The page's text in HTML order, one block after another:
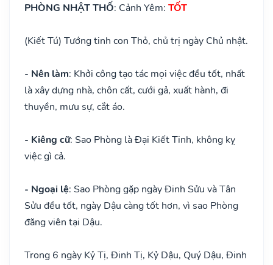
PHÒNG NHẬT THỐ: Cảnh Yêm: TỐT
(Kiết Tú) Tướng tinh con Thỏ, chủ trị ngày Chủ nhật.
- Nên làm: Khởi công tạo tác mọi việc đều tốt, nhất
là xây dựng nhà, chôn cất, cưới gả, xuất hành, đi
thuyền, mưu sự, cắt áo.
- Kiêng cữ: Sao Phòng là Đại Kiết Tinh, không kỵ
việc gì cả.
- Ngoại lệ: Sao Phòng gặp ngày Đinh Sửu và Tân
Sửu đều tốt, ngày Dậu càng tốt hơn, vì sao Phòng
đăng viên tại Dậu.
Trong 6 ngày Kỷ Tị, Đinh Tị, Kỷ Dậu, Quý Dậu, Đinh